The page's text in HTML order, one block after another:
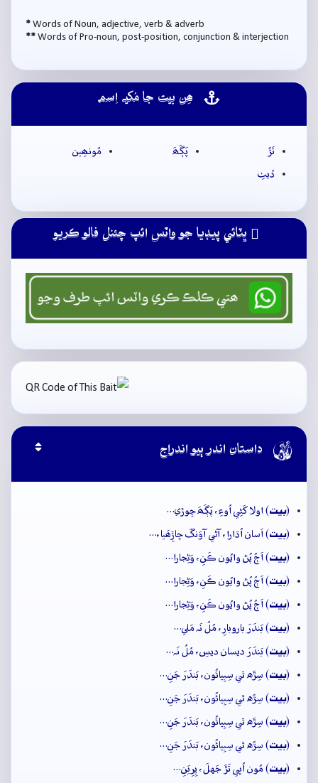
* Words of Noun, adjective, verb & adverb
** Words of Pro-noun, post-position, conjunction & interjection
ھِن بيت جا مُکيہ اِسم
تَڙَ پَڳَھَ
مُونھِين
ڏيٺِ
ڀٽائي پيڊيا جو واٽس ائپ چئنل فالو ڪريو
 داستان اندر ٻيو اندراج
(بيت) اولا کَڻِي اُوءِ، پَڳَھَ ڇوڙي…
(بيت) اَسان اُڌارا، آڻي آوَنگَ چاڙِھَيا،…
(بيت) اَڄُ پُڻ وايُون ڪَنِ، وَڻِجارا…
(بيت) اَڄُ پُڻ وايُون ڪَنِ، وَڻِجارا…
(بيت) اَڄُ پُڻ وايُون ڪَنِ، وَڻِجارا…
(بيت) بَندَرَ باروبارِ، مُلُ نَہ مَلي…
(بيت) بَندَرَ ديسان ديسِ، مُلُ نَہ…
(بيت) سِڙَه ٿي سِبِيائُون، بَندَرَ جَنِ…
(بيت) سِڙَه ٿي سِبِيائُون، بَندَرَ جَنِ…
(بيت) سِڙَه ٿي سِبِيائُون، بَندَرَ جَنِ…
(بيت) سِڙَه ٿي سِبِيائُون، بَندَرَ جَنِ…
(بيت) مُون اُڀي تَڙَ جَهلَ، پِرِيَنِ…